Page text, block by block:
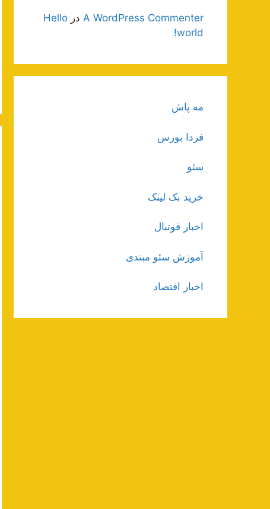
A WordPress Commenter در Hello
world!
مه پاش
فردا بورس
سئو
خرید بک لینک
اخبار فوتبال
آموزش سئو مبتدی
اخبار اقتصاد